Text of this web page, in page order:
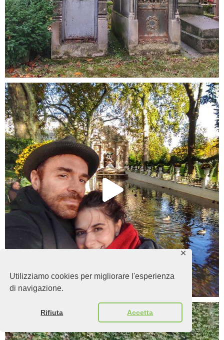
Utilizziamo cookies per migliorare l'esperienza
di navigazione.
Rifiuta Accetta
✕